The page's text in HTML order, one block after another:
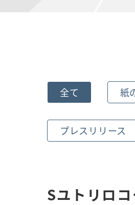
全て 紙
プレスリリース
Sユトリロコ